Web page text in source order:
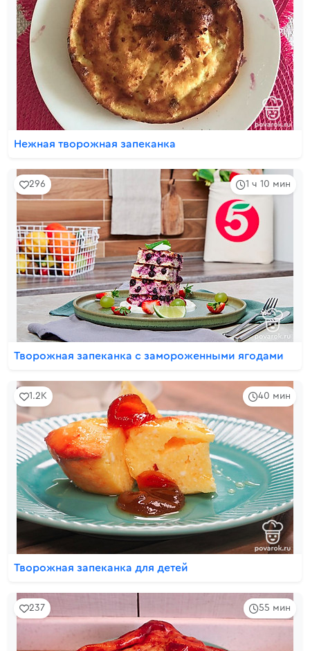
Нежная творожная запеканка
1 ч 10 мин
296
Творожная запеканка с замороженными ягодами
40 мин
1.2K
Творожная запеканка для детей
55 мин
237